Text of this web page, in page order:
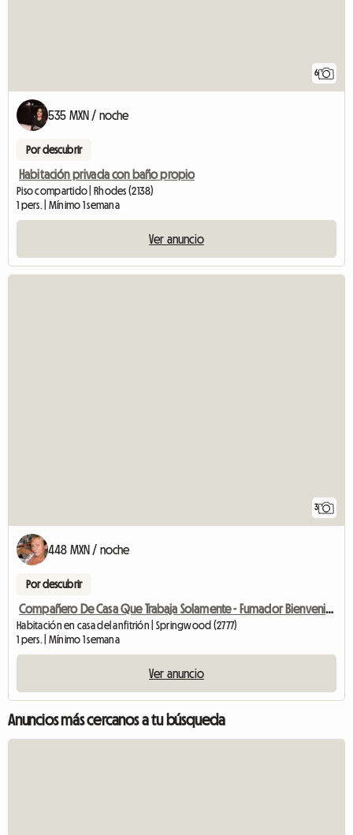
6
535 MXN / noche
Por descubrir
Habitación privada con baño propio
Piso compartido | Rhodes (2138)
1 pers. | Mínimo 1 semana
Ver anuncio
3
448 MXN / noche
Por descubrir
Compañero De Casa Que Trabaja Solamente - Fumador Bienvenido
Habitación en casa del anfitrión | Springwood (2777)
1 pers. | Mínimo 1 semana
Ver anuncio
Anuncios más cercanos a tu búsqueda